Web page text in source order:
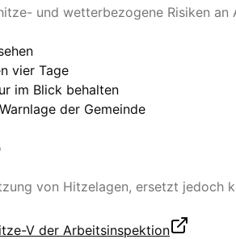
und wetterbezogene Risiken
vier Tage
im Blick behalten
der Gemeinde
von Hitzelagen, ersetzt jedoch
V der Arbeitsinspektion